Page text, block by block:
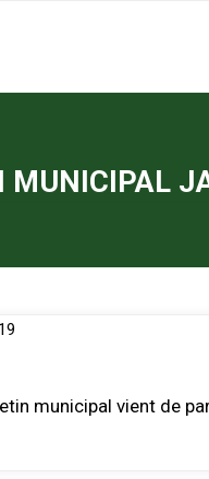
MUNICIPAL
municipal vient de